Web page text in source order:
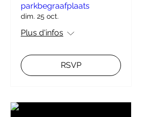
parkbegraafplaats
dim. 25 oct.
Plus d'infos
RSVP